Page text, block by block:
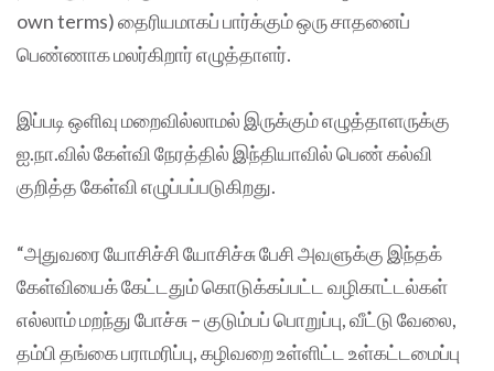
own terms) தைரியமாகப் பார்க்கும் ஒரு சாதனைப்
பெண்ணாக மலர்கிறார் எழுத்தாளர்.
இப்படி ஒளிவு மறைவில்லாமல் இருக்கும் எழுத்தாளருக்கு
ஐ.நா.வில் கேள்வி நேரத்தில் இந்தியாவில் பெண் கல்வி
குறித்த கேள்வி எழுப்பப்படுகிறது.
“அதுவரை யோசிச்சி யோசிச்சு பேசி அவளுக்கு இந்தக்
கேள்வியைக் கேட்டதும் கொடுக்கப்பட்ட வழிகாட்டல்கள்
எல்லாம் மறந்து போச்சு – குடும்பப் பொறுப்பு, வீட்டு வேலை,
தம்பி தங்கை பராமரிப்பு, கழிவறை உள்ளிட்ட உள்கட்டமைப்பு